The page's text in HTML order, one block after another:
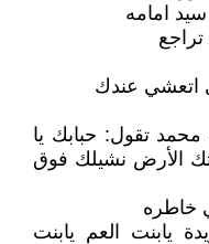
امامه
اتعشي عندك
تقول: حبابك يا
الأرض نشيلك فوق
خاطره
يابنت العم يابنت